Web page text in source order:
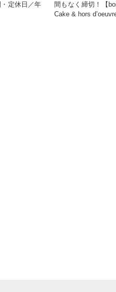
・定休日／年
間もなく締切！【
Cake & hors